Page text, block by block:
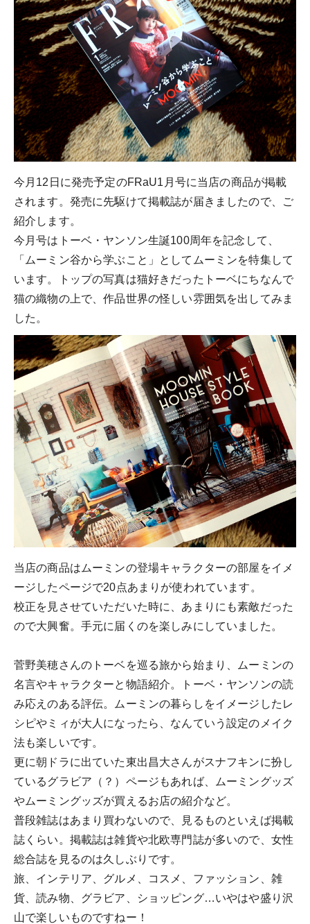
今月12日に発売予定のFRaU1月号に当店の商品が掲載
されます。発売に先駆けて掲載誌が届きましたので、ご
紹介します。
今月号はトーベ・ヤンソン生誕100周年を記念して、
「ムーミン谷から学ぶこと」としてムーミンを特集して
います。トップの写真は猫好きだったトーベにちなんで
猫の織物の上で、作品世界の怪しい雰囲気を出してみま
した。
当店の商品はムーミンの登場キャラクターの部屋をイメ
ージしたページで20点あまりが使われています。
校正を見させていただいた時に、あまりにも素敵だった
ので大興奮。手元に届くのを楽しみにしていました。
菅野美穂さんのトーベを巡る旅から始まり、ムーミンの
名言やキャラクターと物語紹介。トーベ・ヤンソンの読
み応えのある評伝。ムーミンの暮らしをイメージしたレ
シピやミィが大人になったら、なんていう設定のメイク
法も楽しいです。
更に朝ドラに出ていた東出昌大さんがスナフキンに扮し
ているグラビア（？）ページもあれば、ムーミングッズ
やムーミングッズが買えるお店の紹介など。
普段雑誌はあまり買わないので、見るものといえば掲載
誌くらい。掲載誌は雑貨や北欧専門誌が多いので、女性
総合誌を見るのは久しぶりです。
旅、インテリア、グルメ、コスメ、ファッション、雑
貨、読み物、グラビア、ショッピング…いやはや盛り沢
山で楽しいものですねー！